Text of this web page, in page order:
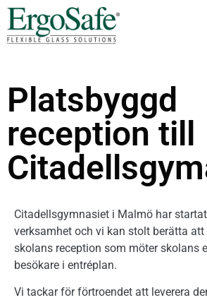
Platsbyggd
reception till
Citadellsgymnasiet i Malmö har
verksamhet och vi kan stolt berätta att
skolans reception som möter skolans
besökare i entréplan.
Vi tackar för förtroendet att leverera